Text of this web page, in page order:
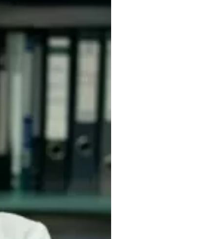
Блог путешественника
Видеогалерея
Фотогалерея